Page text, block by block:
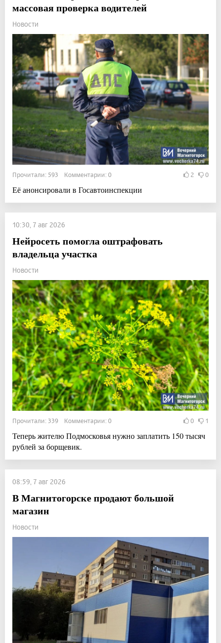
массовая проверка водителей
Новости
Прочитали: 593 Комментарии: 0 2 0
Её анонсировали в Госавтоинспекции
10:30, 7 авг 2026
Нейросеть помогла оштрафовать
владельца участка
Новости
Прочитали: 339 Комментарии: 0 0 1
Теперь жителю Подмосковья нужно заплатить 150 тысяч
рублей за борщевик.
08:59, 7 авг 2026
В Магнитогорске продают большой
магазин
Новости